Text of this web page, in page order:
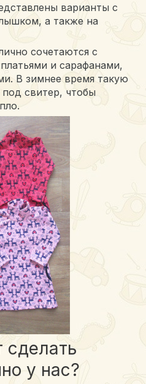
варианты с
а также на
сочетаются с
и сарафанами,
В зимнее время такую
свитер, чтобы
сделать
у нас?